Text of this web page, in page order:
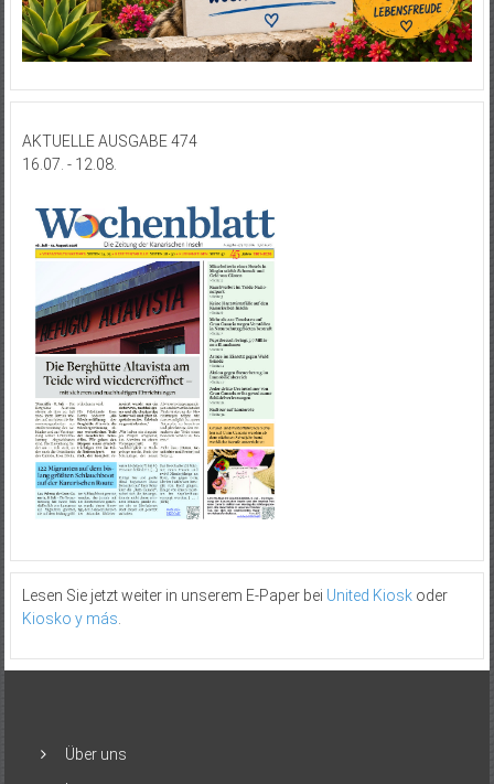
AKTUELLE AUSGABE 474
16.07. - 12.08.
Lesen Sie jetzt weiter in unserem E-Paper bei United Kioskoder
Kiosko y más
Über uns